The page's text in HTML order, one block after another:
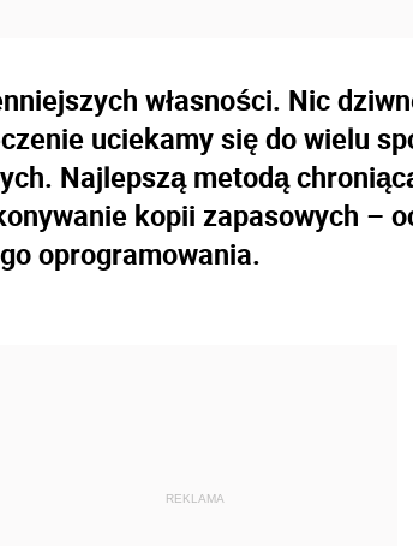
własności. Nic
uciekamy się do wielu
Najlepszą metodą
kopii zapasowych –
oprogramowania.
REKLAMA